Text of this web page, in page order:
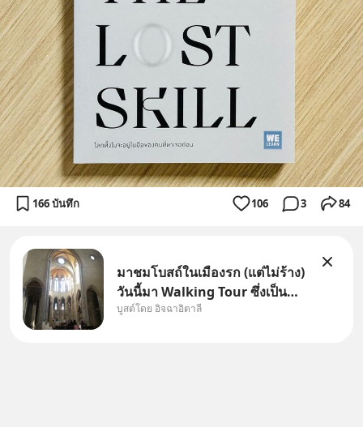
166 บันทึก 106 3 84
มาชมโบสถ์ในเมืองรก (แต่ไม่ร้าง)
วันนี้มา Walking Tour ซึ่งเป็น
กิจกรรมสุดแสนจะโปรดปรานของ
บูสต์โดย อิจฉาอิตาลี